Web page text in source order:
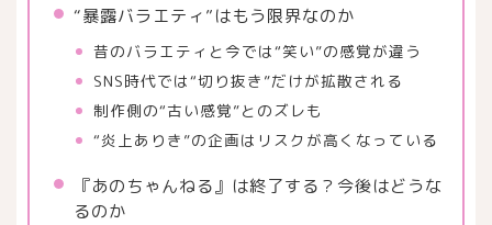
“暴露バラエティ”はもう限界なのか
昔のバラエティと今では“笑い”の感覚が違う
SNS時代では“切り抜き”だけが拡散される
制作側の“古い感覚”とのズレも
“炎上ありき”の企画はリスクが高くなっている
『あのちゃんねる』は終了する？今後はどうな
るのか